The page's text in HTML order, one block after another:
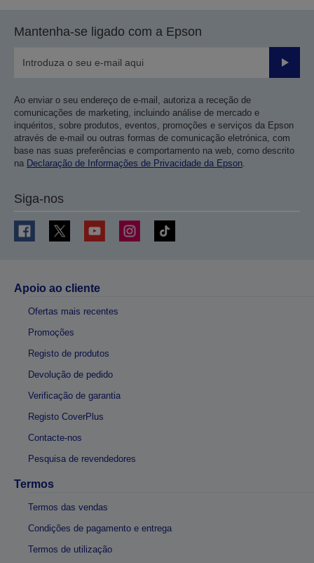
Mantenha-se ligado com a Epson
Enviar
Ao enviar o seu endereço de e-mail, autoriza a receção de
comunicações de marketing, incluindo análise de mercado e
inquéritos, sobre produtos, eventos, promoções e serviços da Epson
através de e-mail ou outras formas de comunicação eletrónica, com
base nas suas preferências e comportamento na web, como descrito
na Declaração de Informações de Privacidade da Epson.
Siga-nos
Apoio ao cliente
Ofertas mais recentes
Promoções
Registo de produtos
Devolução de pedido
Verificação de garantia
Registo CoverPlus
Contacte-nos
Pesquisa de revendedores
Termos
Termos das vendas
Condições de pagamento e entrega
Termos de utilização